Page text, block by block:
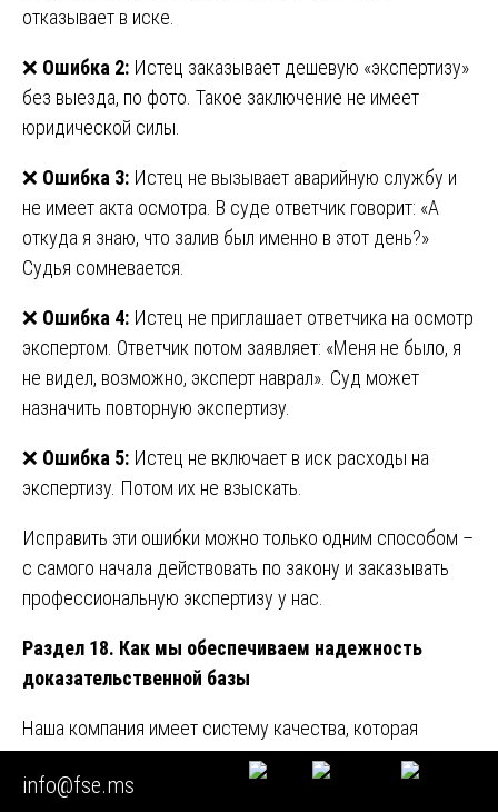
отказывает в иске.
❌ Ошибка 2: Истец заказывает дешевую «экспертизу»
без выезда, по фото. Такое заключение не имеет
юридической силы.
❌ Ошибка 3: Истец не вызывает аварийную службу и
не имеет акта осмотра. В суде ответчик говорит: «А
откуда я знаю, что залив был именно в этот день?»
Судья сомневается.
❌ Ошибка 4: Истец не приглашает ответчика на осмотр
экспертом. Ответчик потом заявляет: «Меня не было, я
не видел, возможно, эксперт наврал». Суд может
назначить повторную экспертизу.
❌ Ошибка 5: Истец не включает в иск расходы на
экспертизу. Потом их не взыскать.
Исправить эти ошибки можно только одним способом –
с самого начала действовать по закону и заказывать
профессиональную экспертизу у нас.
Раздел 18. Как мы обеспечиваем надежность
доказательственной базы
Наша компания имеет систему качества, которая
гарантирует, чтоэкспертиза после залива для суда:
доказательственная база
info@fse.ms